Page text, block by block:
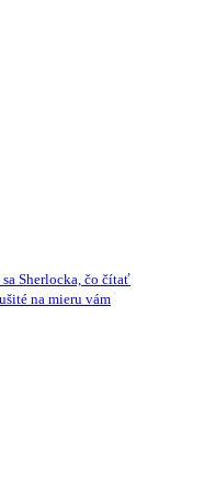
Sherlocka, čo čítať
na mieru vám